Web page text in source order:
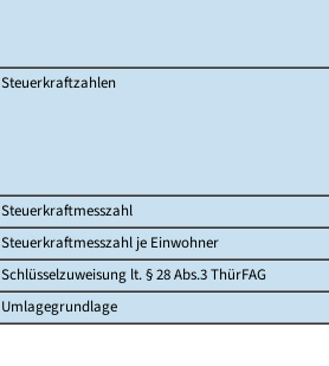
Steuerkraftzahlen
Steuerkraftmesszahl
Steuerkraftmesszahl je Einwohner
Schlüsselzuweisung lt. § 28 Abs.3 ThürFAG
Umlagegrundlage